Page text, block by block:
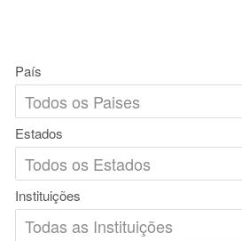
País
Estados
Instituições